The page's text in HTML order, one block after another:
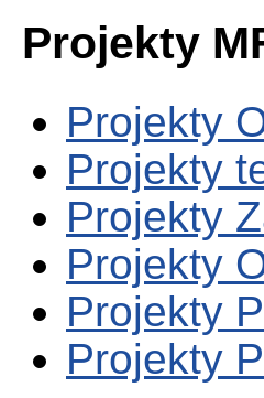
Projekty
Projekty
Projekty
Projekty
Projekty
Projekty
Projekty